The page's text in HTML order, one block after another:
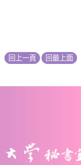
回上一頁 回最上面